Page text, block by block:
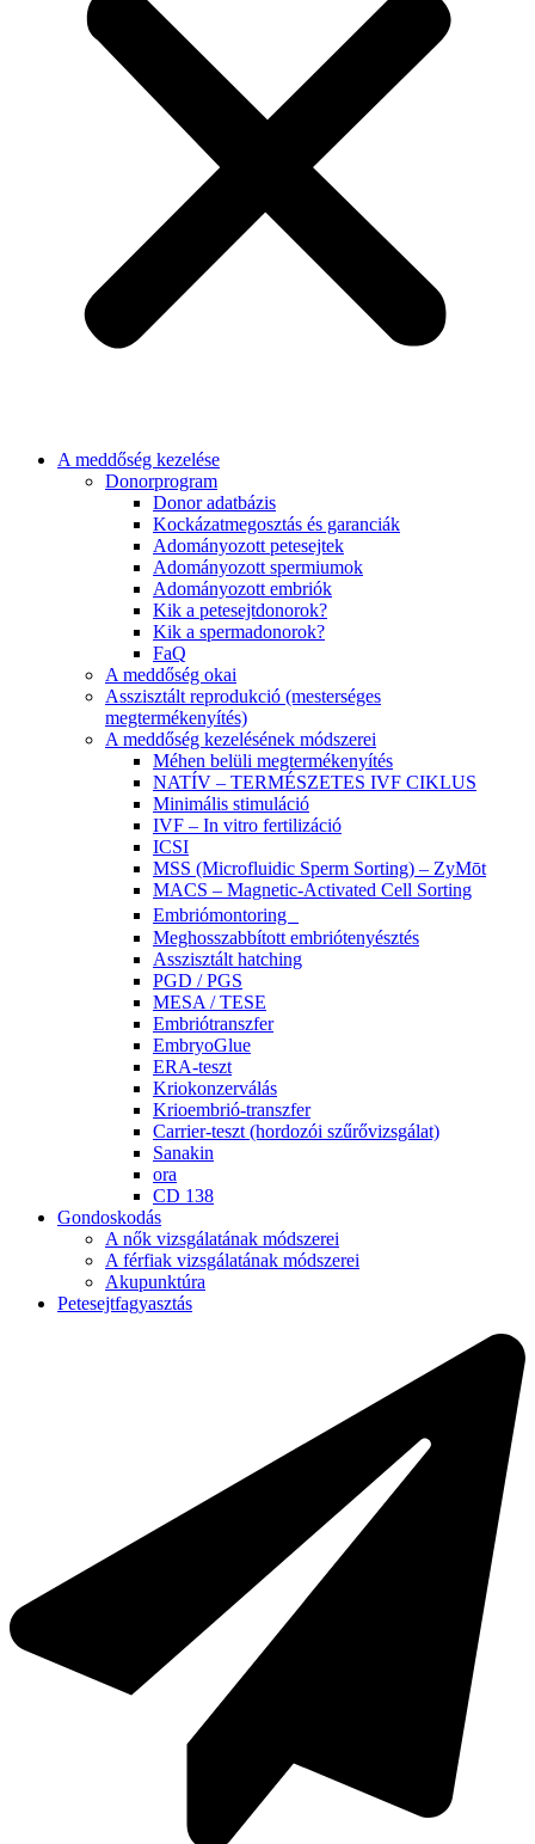
A meddőség kezelése
Donorprogram
Donor adatbázis
Kockázatmegosztás és garanciák
Adományozott petesejtek
Adományozott spermiumok
Adományozott embriók
Kik a petesejtdonorok?
Kik a spermadonorok?
FaQ
A meddőség okai
Asszisztált reprodukció (mesterséges
megtermékenyítés)
A meddőség kezelésének módszerei
Méhen belüli megtermékenyítés
NATÍV – TERMÉSZETES IVF CIKLUS
Minimális stimuláció
IVF – In vitro fertilizáció
ICSI
MSS (Microfluidic Sperm Sorting) – ZyMōt
MACS – Magnetic-Activated Cell Sorting
Embriómontoring
Meghosszabbított embriótenyésztés
Asszisztált hatching
PGD / PGS
MESA / TESE
Embriótranszfer
EmbryoGlue
ERA-teszt
Kriokonzerválás
Krioembrió-transzfer
Carrier-teszt (hordozói szűrővizsgálat)
Sanakin
ora
CD 138
Gondoskodás
A nők vizsgálatának módszerei
A férfiak vizsgálatának módszerei
Akupunktúra
Petesejtfagyasztás